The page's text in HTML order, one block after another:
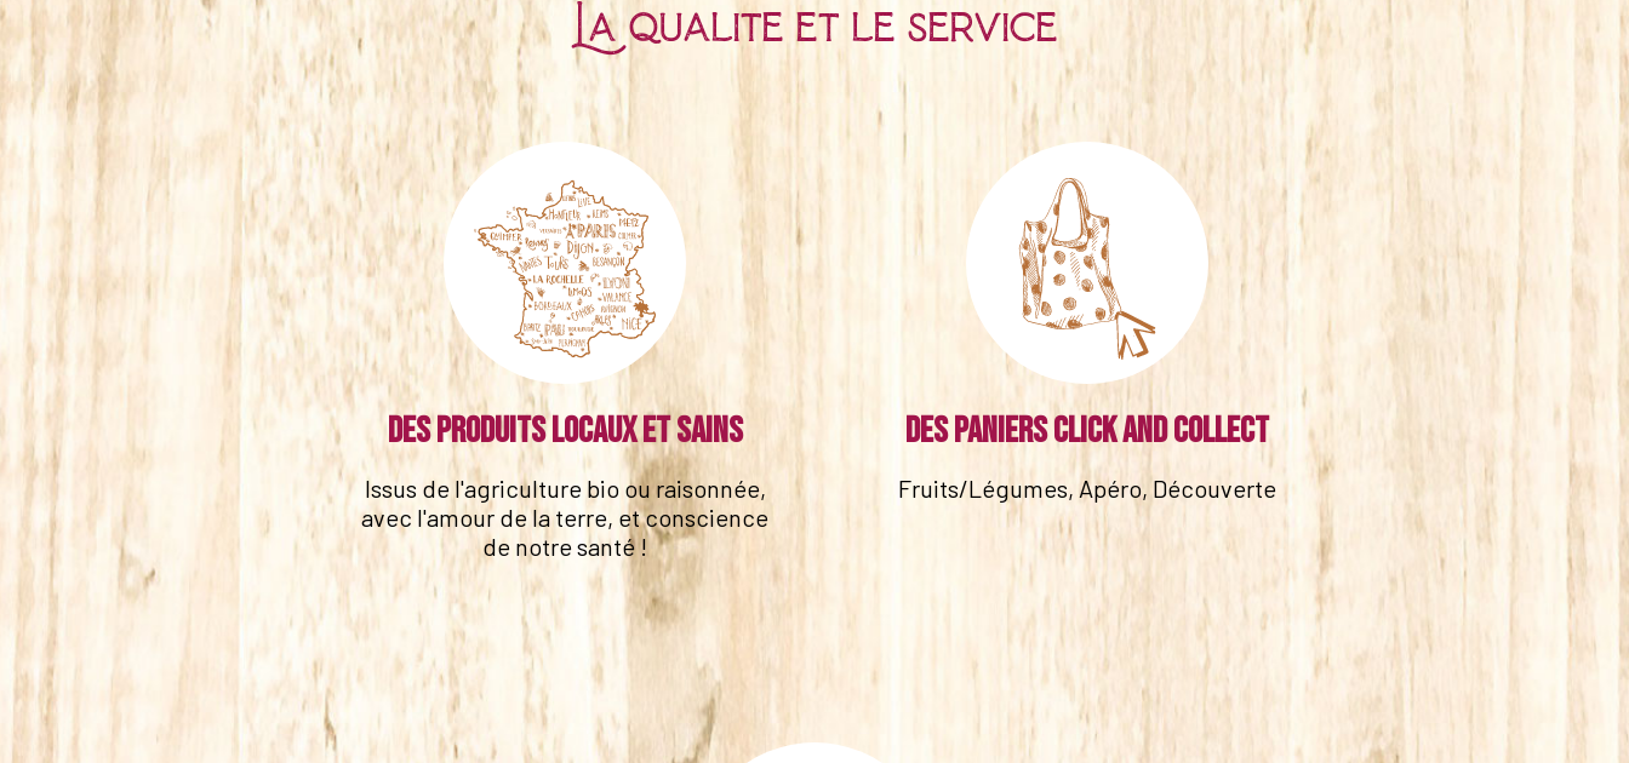
La qualité et le service
Des produits locaux et sains
Issus de l'agriculture bio ou raisonnée,
avec l'amour de la terre, et conscience
de notre santé !
Des paniers click and collect
Fruits/Légumes, Apéro, Découverte